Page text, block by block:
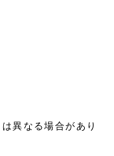
異なる場合があり